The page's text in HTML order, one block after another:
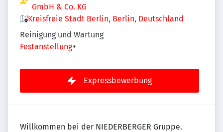
GmbH & Co. KG
Kreisfreie Stadt Berlin, Berlin, Deutschland
Reinigung und Wartung
Festanstellung+
Expressbewerbung
Willkommen bei der NIEDERBERGER Gruppe.